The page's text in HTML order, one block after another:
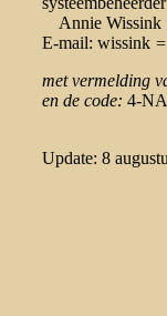
Annie Wissink
E-mail: wissink
met vermelding
en de code: 4-
Update: 8